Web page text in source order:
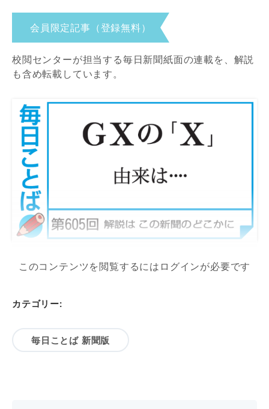
会員限定記事（登録無料）
校閲センターが担当する毎日新聞紙面の連載を、解説
も含め転載しています。
このコンテンツを閲覧するにはログインが必要です
カテゴリー:
毎日ことば 新聞版